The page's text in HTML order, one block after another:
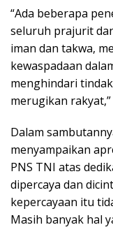
“Ada beberapa
seluruh prajurit
iman dan takwa,
kewaspadaan
menghindari
merugikan
Dalam
menyampaikan
PNS TNI atas
dipercaya dan
kepercayaan itu
Masih banyak hal